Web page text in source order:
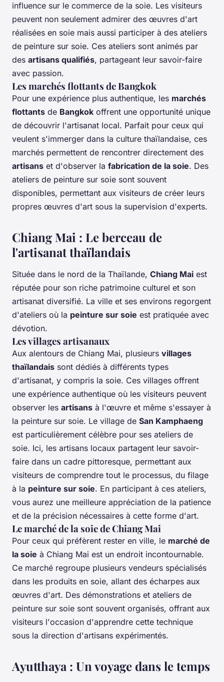
influence sur le commerce de la soie. Les visiteurs
peuvent non seulement admirer des œuvres d'art
réalisées en soie mais aussi participer à des ateliers
de peinture sur soie. Ces ateliers sont animés par
des artisans qualifiés, partageant leur savoir-faire
avec passion.
Les marchés flottants de Bangkok
Pour une expérience plus authentique, les marchés
flottants de Bangkok offrent une opportunité unique
de découvrir l'artisanat local. Parfait pour ceux qui
veulent s'immerger dans la culture thaïlandaise, ces
marchés permettent de rencontrer directement des
artisans et d'observer la fabrication de la soie. Des
ateliers de peinture sur soie sont souvent
disponibles, permettant aux visiteurs de créer leurs
propres œuvres d'art sous la supervision d'experts.
Chiang Mai : Le berceau de
l'artisanat thaïlandais
Située dans le nord de la Thaïlande, Chiang Mai est
réputée pour son riche patrimoine culturel et son
artisanat diversifié. La ville et ses environs regorgent
d'ateliers où la peinture sur soie est pratiquée avec
dévotion.
Les villages artisanaux
Aux alentours de Chiang Mai, plusieurs villages
thaïlandais sont dédiés à différents types
d'artisanat, y compris la soie. Ces villages offrent
une expérience authentique où les visiteurs peuvent
observer les artisans à l'œuvre et même s'essayer à
la peinture sur soie. Le village de San Kamphaeng
est particulièrement célèbre pour ses ateliers de
soie. Ici, les artisans locaux partagent leur savoir-
faire dans un cadre pittoresque, permettant aux
visiteurs de comprendre tout le processus, du filage
à la peinture sur soie. En participant à ces ateliers,
vous aurez une meilleure appréciation de la patience
et de la précision nécessaires à cette forme d'art.
Le marché de la soie de Chiang Mai
Pour ceux qui préfèrent rester en ville, le marché de
la soie à Chiang Mai est un endroit incontournable.
Ce marché regroupe plusieurs vendeurs spécialisés
dans les produits en soie, allant des écharpes aux
œuvres d'art. Des démonstrations et ateliers de
peinture sur soie sont souvent organisés, offrant aux
visiteurs l'occasion d'apprendre cette technique
sous la direction d'artisans expérimentés.
Ayutthaya : Un voyage dans le temps